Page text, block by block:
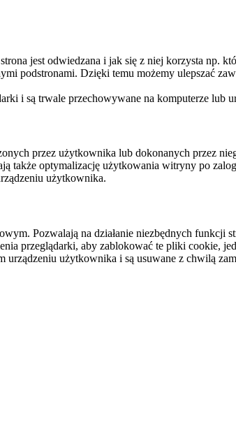
jest odwiedzana i jak się z niej korzysta np.
podstronami. Dzięki temu możemy ulepszać
i są trwale przechowywane na komputerze lub
przez użytkownika lub dokonanych przez
także optymalizację użytkowania witryny po
użytkownika.
Pozwalają na działanie niezbędnych funkcji
przeglądarki, aby zablokować te pliki cookie,
urządzeniu użytkownika i są usuwane z chwilą